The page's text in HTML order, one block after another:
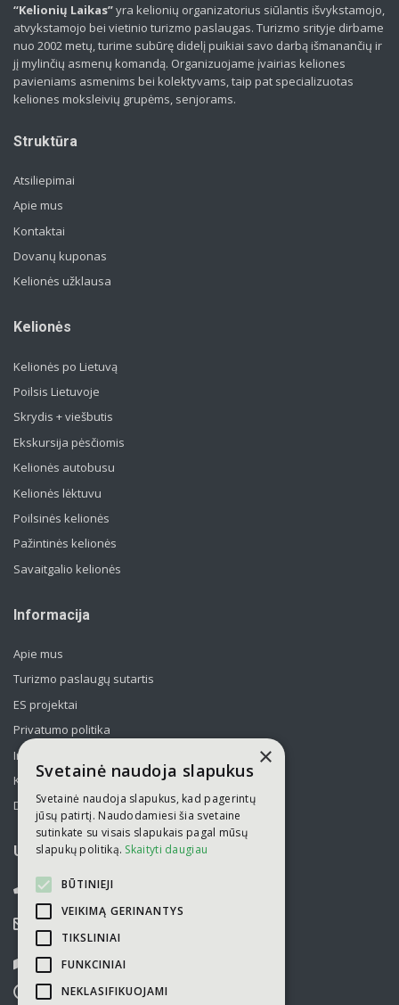
“Kelionių Laikas”yra kelionių organizatorius siūlantis išvykstamojo,
atvykstamojo bei vietinio turizmo paslaugas. Turizmo srityje dirbame
nuo 2002 metų, turime subūrę didelį puikiai savo darbą išmanančių ir
jį mylinčių asmenų komandą. Organizuojame įvairias keliones
pavieniams asmenims bei kolektyvams, taip pat specializuotas
keliones moksleivių grupėms, senjorams.
Struktūra
Atsiliepimai
Apie mus
Kontaktai
Dovanų kuponas
Kelionės užklausa
Kelionės
Kelionės po Lietuvą
Poilsis Lietuvoje
Skrydis + viešbutis
Ekskursija pėsčiomis
Kelionės autobusu
Kelionės lėktuvu
Poilsinės kelionės
Pažintinės kelionės
Savaitgalio kelionės
Informacija
Apie mus
Turizmo paslaugų sutartis
ES projektai
Privatumo politika
Informavimas apie asmens duomenų tvarkymą
Kelionės kolektyvams po Lietuvą
Draudimas
UAB „Kelionių laikas“
052751446
info@kelioniulaikas.lt
Kalvarijų g. 14, LT 09309 Vilnius
9.00 - 18.00
×
Svetainė naudoja slapukus
Svetainė naudoja slapukus, kad pagerintų
jūsų patirtį. Naudodamiesi šia svetaine
sutinkate su visais slapukais pagal mūsų
slapukų politiką. Skaityti daugiau
BŪTINIEJI
VEIKIMĄ GERINANTYS
TIKSLINIAI
FUNKCINIAI
NEKLASIFIKUOJAMI